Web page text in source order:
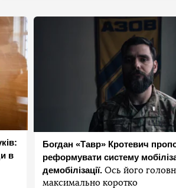
в
Богдан «Тавр» Кротевич
реформувати систему
демобілізації. Ось його
максимально коротко